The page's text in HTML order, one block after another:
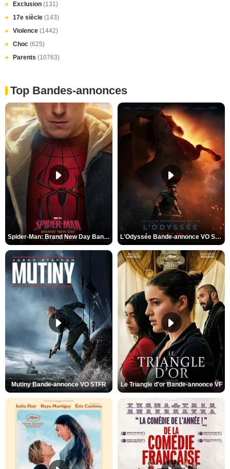
Exclusion (131)
17e siècle (143)
Violence (1442)
Choc (625)
Parents (10763)
Top Bandes-annonces
Spider-Man: Brand New Day Bande-annonce VO STFR L'Odyssée Bande-annonce VO STFR
Mutiny Bande-annonce VO STFR Le Triangle d'or Bande-annonce VF